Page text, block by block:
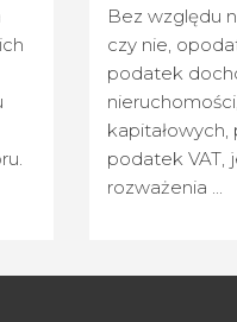
Bez względu
czy nie,
podatek
podatek VAT,
rozważenia ...